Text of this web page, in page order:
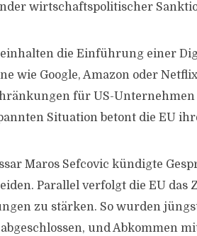
wirtschaftspolitischer
die Einführung einer
wie Google, Amazon oder
für US-
Situation betont die EU
Maros Sefcovic kündigte
Parallel verfolgt die EU
zu stärken. So wurden
und Abkommen